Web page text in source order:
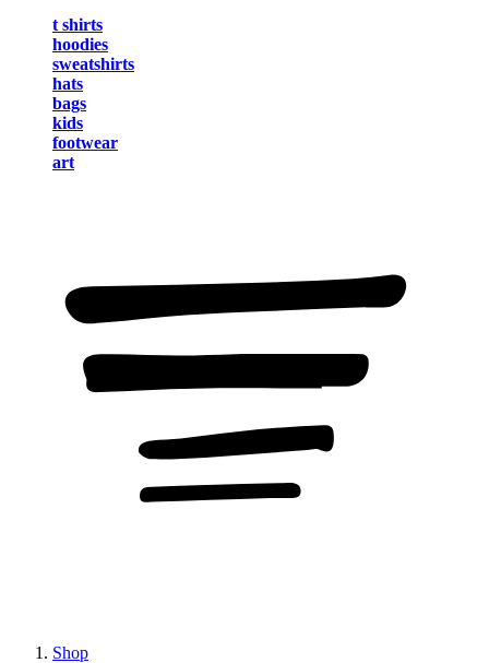
t shirts
hoodies
sweatshirts
hats
bags
kids
footwear
art
Shop